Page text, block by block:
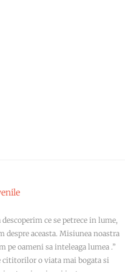
ce se petrece in lume,
despre aceasta. Misiunea noastra
pe oameni sa inteleaga lumea .”
cititorilor o viata mai bogata si